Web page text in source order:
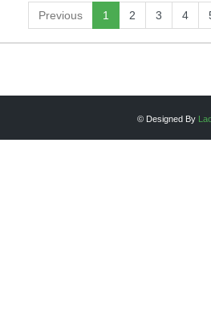
Previous
1 2 3 4
© Designed By